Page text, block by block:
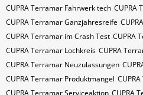
CUPRA Terramar Fahrwerk tech CUPRA
CUPRA Terramar Ganzjahresreife
CUPRA Terramar im Crash Test CUPRA
CUPRA Terramar Lochkreis CUPRA
CUPRA Terramar Neuzulassungen
CUPRA Terramar Produktmangel
CUPRA Terramar Serviceaktion CUPRA